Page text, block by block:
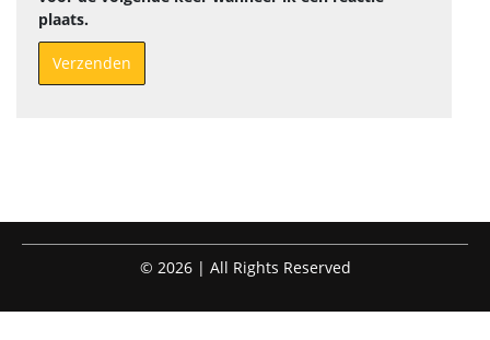
plaats.
© 2026 | All Rights Reserved